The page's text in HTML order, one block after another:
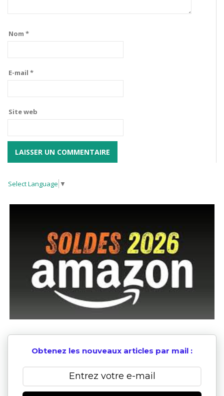
Nom *
E-mail *
Site web
Select Language ▼
Obtenez les nouveaux articles par mail :